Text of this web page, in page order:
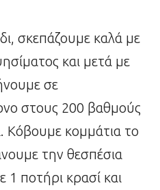
σκεπάζουμε καλά με
και μετά με
σε
στους 200 βαθμούς
Κόβουμε κομμάτια το
την θεσπέσια
ποτήρι κρασί και